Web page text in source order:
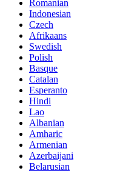
Romanian
Indonesian
Czech
Afrikaans
Swedish
Polish
Basque
Catalan
Esperanto
Hindi
Lao
Albanian
Amharic
Armenian
Azerbaijani
Belarusian